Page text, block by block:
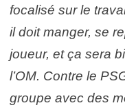
focalisé sur le
il doit manger, se
joueur, et ça sera
l’OM. Contre le
groupe avec des